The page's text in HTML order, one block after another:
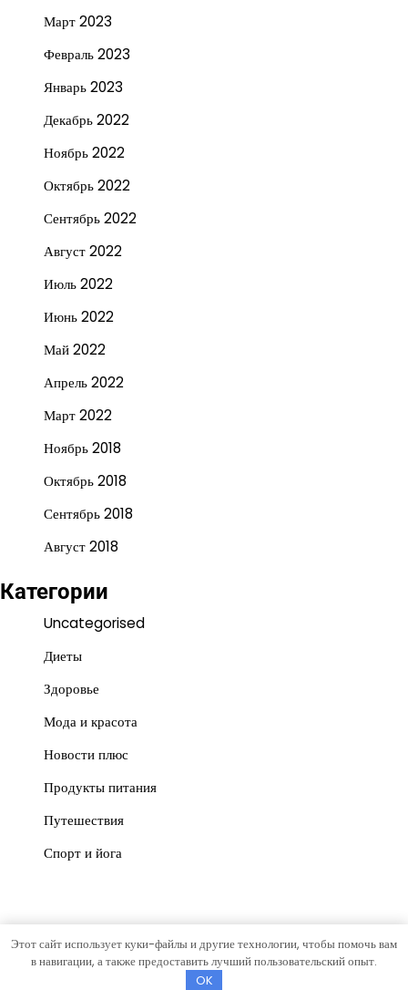
Март 2023
Февраль 2023
Январь 2023
Декабрь 2022
Ноябрь 2022
Октябрь 2022
Сентябрь 2022
Август 2022
Июль 2022
Июнь 2022
Май 2022
Апрель 2022
Март 2022
Ноябрь 2018
Октябрь 2018
Сентябрь 2018
Август 2018
Категории
Uncategorised
Диеты
Здоровье
Мода и красота
Новости плюс
Продукты питания
Путешествия
Спорт и йога
Copyright © 2026Красота и пользаТема News Store от
Этот сайт использует куки-файлы и другие технологии, чтобы помочь вам
в навигации, а также предоставить лучший пользовательский опыт.
OK